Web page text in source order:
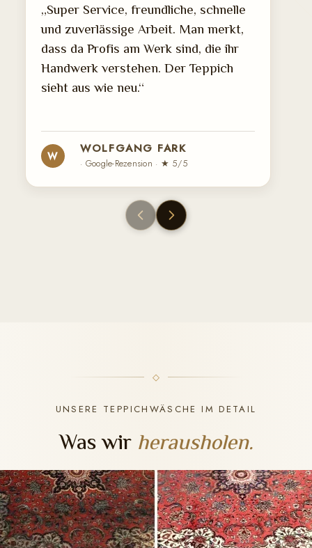
„Super Service, freundliche, schnelle
und zuverlässige Arbeit. Man merkt,
dass da Profis am Werk sind, die ihr
Handwerk verstehen. Der Teppich
sieht aus wie neu.“
W WOLFGANG FARK
· Google-Rezension · ★ 5/5
UNSERE TEPPICHWÄSCHE IM DETAIL
Was wir herausholen.